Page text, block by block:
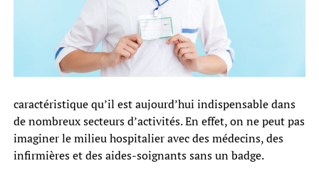
caractéristique qu’il est aujourd’hui indispensable dans
de nombreux secteurs d’activités. En effet, on ne peut pas
imaginer le milieu hospitalier avec des médecins, des
infirmières et des aides-soignants sans un badge.